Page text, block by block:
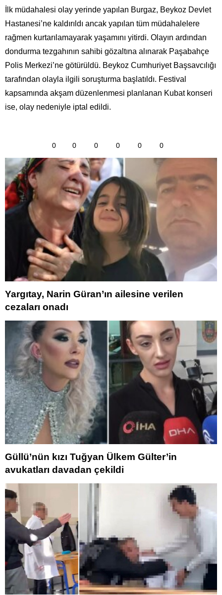
İlk müdahalesi olay yerinde yapılan Burgaz, Beykoz Devlet
Hastanesi’ne kaldırıldı ancak yapılan tüm müdahalelere
rağmen kurtarılamayarak yaşamını yitirdi. Olayın ardından
dondurma tezgahının sahibi gözaltına alınarak Paşabahçe
Polis Merkezi’ne götürüldü. Beykoz Cumhuriyet Başsavcılığı
tarafından olayla ilgili soruşturma başlatıldı. Festival
kapsamında akşam düzenlenmesi planlanan Kubat konseri
ise, olay nedeniyle iptal edildi.
0 0 0 0 0 0
Yargıtay, Narin Güran’ın ailesine verilen
cezaları onadı
Güllü’nün kızı Tuğyan Ülkem Gülter’in
avukatları davadan çekildi